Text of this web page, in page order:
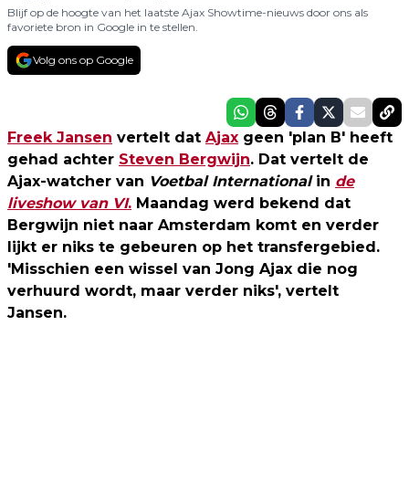
Blijf op de hoogte van het laatste Ajax Showtime-nieuws door ons als
favoriete bron in Google in te stellen.
Volg ons op Google
Freek Jansen vertelt dat Ajax geen 'plan B' heeft
gehad achter Steven Bergwijn. Dat vertelt de
Ajax-watcher van Voetbal International in de
liveshow van VI. Maandag werd bekend dat
Bergwijn niet naar Amsterdam komt en verder
lijkt er niks te gebeuren op het transfergebied.
'Misschien een wissel van Jong Ajax die nog
verhuurd wordt, maar verder niks', vertelt
Jansen.